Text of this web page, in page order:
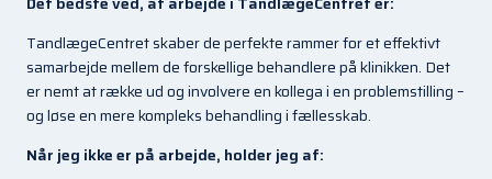
TandlægeCentret skaber de perfekte rammer for et effektivt
samarbejde mellem de forskellige behandlere på klinikken. Det
er nemt at række ud og involvere en kollega i en problemstilling –
og løse en mere kompleks behandling i fællesskab.
Når jeg ikke er på arbejde, holder jeg af: